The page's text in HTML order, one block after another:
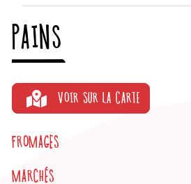
PAINS
VOIR SUR LA CARTE
FROMAGES
MARCHÉS